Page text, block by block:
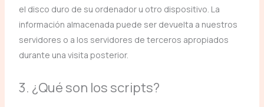
el disco duro de su ordenador u otro dispositivo. La
información almacenada puede ser devuelta a nuestros
servidores o a los servidores de terceros apropiados
durante una visita posterior.
3. ¿Qué son los scripts?